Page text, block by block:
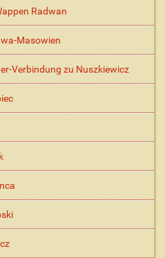
Radwan
Masowien
Verbindung zu Nuszkiewicz